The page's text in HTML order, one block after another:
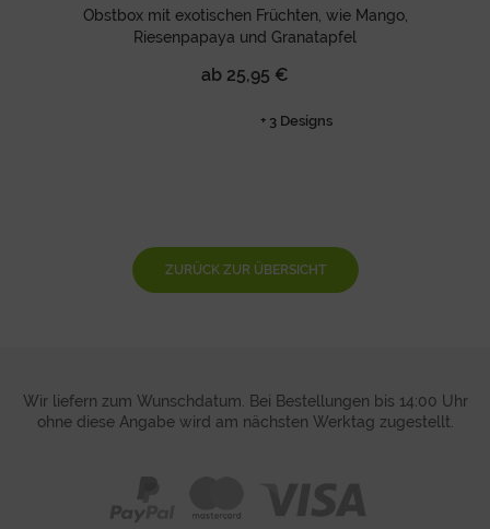
Obstbox mit exotischen Früchten, wie Mango,
Riesenpapaya und Granatapfel
ab 25,95 €
+ 3 Designs
ZURÜCK ZUR ÜBERSICHT
Wir liefern zum Wunschdatum. Bei Bestellungen bis 14:00 Uhr
ohne diese Angabe wird am nächsten Werktag zugestellt.